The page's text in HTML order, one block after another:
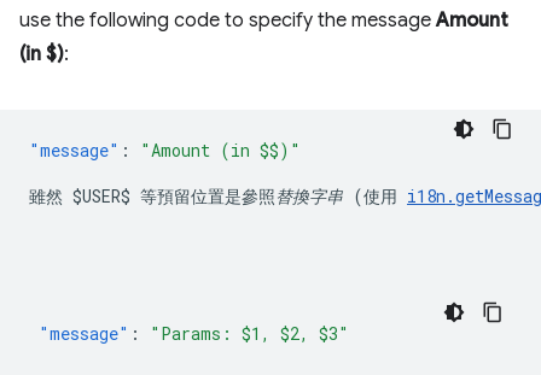
use the following code to specify the messageAmount
(in $):
"message" :
雖然 $USER$ 等預留位置是參照替換字串 (使用
"message" : "Params: $1, $2, $3"